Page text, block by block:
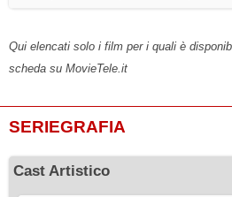
Qui elencati solo i film per i quali è
scheda su MovieTele.it
SERIEGRAFIA
Cast Artistico